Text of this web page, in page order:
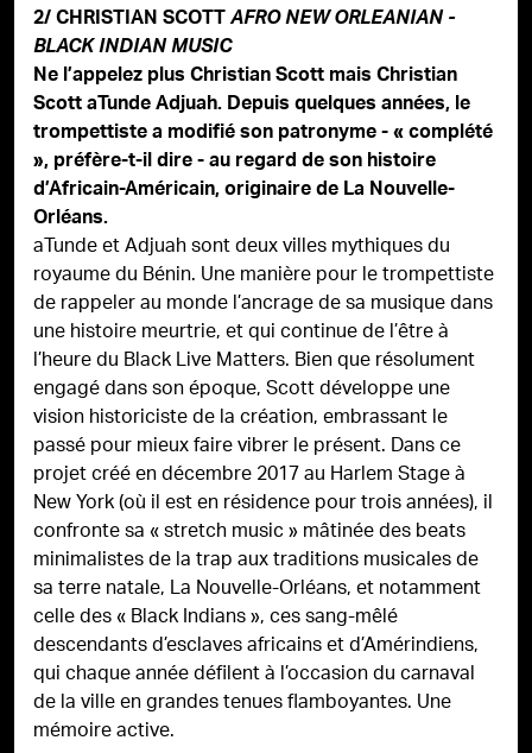
2/ CHRISTIAN SCOTTAFRO NEW ORLEANIAN -
BLACK INDIAN MUSIC
Ne l’appelez plus Christian Scott mais Christian
Scott aTunde Adjuah. Depuis quelques années, le
trompettiste a modifié son patronyme - « complété
», préfère-t-il dire - au regard de son histoire
d’Africain-Américain, originaire de La Nouvelle-
Orléans.
aTunde et Adjuah sont deux villes mythiques du
royaume du Bénin. Une manière pour le trompettiste
de rappeler au monde l’ancrage de sa musique dans
une histoire meurtrie, et qui continue de l’être à
l’heure du Black Live Matters. Bien que résolument
engagé dans son époque, Scott développe une
vision historiciste de la création, embrassant le
passé pour mieux faire vibrer le présent. Dans ce
projet créé en décembre 2017 au Harlem Stage à
New York (où il est en résidence pour trois années), il
confronte sa « stretch music » mâtinée des beats
minimalistes de la trap aux traditions musicales de
sa terre natale, La Nouvelle-Orléans, et notamment
celle des « Black Indians », ces sang-mêlé
descendants d’esclaves africains et d’Amérindiens,
qui chaque année défilent à l’occasion du carnaval
de la ville en grandes tenues flamboyantes. Une
mémoire active.